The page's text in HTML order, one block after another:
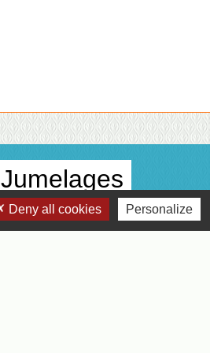
Jumelages
Jumelage avec Colonna Italie
Deny all cookies Personalize